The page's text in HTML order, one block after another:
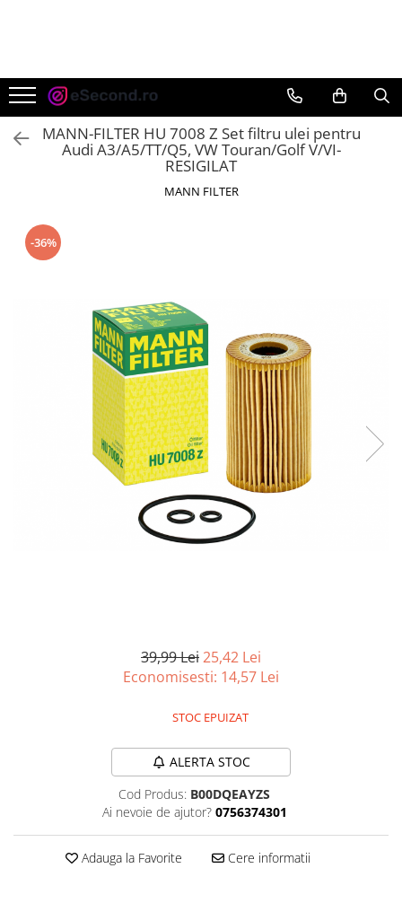
Auto Moto
Accesorii Auto
Anvelope & Jante
Echipamente pentru Atelier
Intretinere & Cosmetica auto
Moto
Trotinete electrice
Casa, Gradina & Bricolaj
Bucatarie & Servire
Curatenie si intretinere
Hobby-uri creative
Kit-uri automatizari porti si usi
Organizare si depozitare
Silicon, spume si solutii tehnice
Sisteme Incalzire
Laptop, Tablete & Telefoane
MANN-FILTER HU 7008 Z Set filtru ulei pentru
Audi A3/A5/TT/Q5, VW Touran/Golf V/VI-
RESIGILAT
MANN FILTER
-36%
39,99 Lei25,42 Lei
Economisesti: 14,57 Lei
STOC EPUIZAT
ALERTA STOC
Cod Produs: B00DQEAYZS
Ai nevoie de ajutor? 0756374301
Adauga la Favorite Cere informatii